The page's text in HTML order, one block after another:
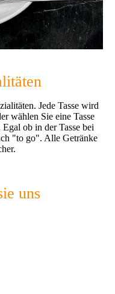
Jede Tasse wird
wählen Sie eine Tasse
ob in der Tasse bei
"to go". Alle Getränke
uns